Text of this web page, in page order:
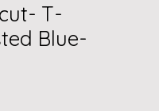
T-
Blue-